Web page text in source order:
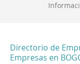
Directorio de
Empresas en